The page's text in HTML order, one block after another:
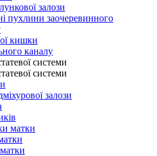
залози
пухлини заочеревинного
кишки
каналу
системи
системи
залози
матки